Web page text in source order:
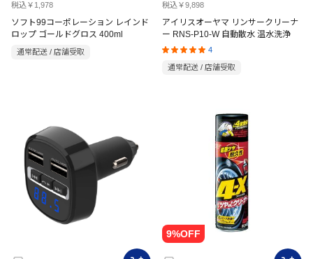
税込￥1,978
ソフト99コーポレーション レインド
ロップ ゴールドグロス 400ml
通常配送 / 店舗受取
税込￥9,898
アイリスオーヤマ リンサークリーナ
ー RNS-P10-W 自動散水 温水洗浄
4
通常配送 / 店舗受取